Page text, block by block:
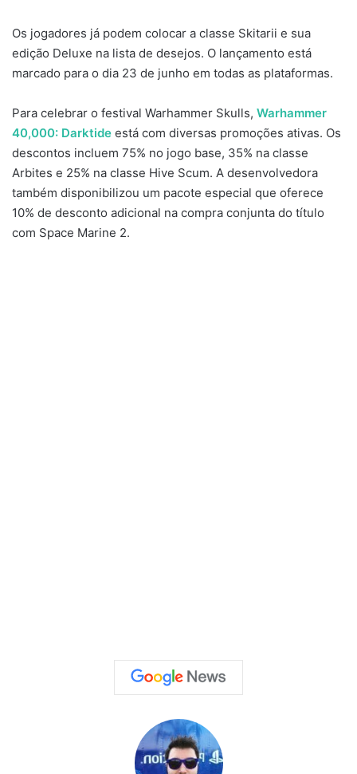
Os jogadores já podem colocar a classe Skitarii e sua
edição Deluxe na lista de desejos. O lançamento está
marcado para o dia 23 de junho em todas as plataformas.
Para celebrar o festival Warhammer Skulls, Warhammer
40,000: Darktide está com diversas promoções ativas. Os
descontos incluem 75% no jogo base, 35% na classe
Arbites e 25% na classe Hive Scum. A desenvolvedora
também disponibilizou um pacote especial que oferece
10% de desconto adicional na compra conjunta do título
com Space Marine 2.